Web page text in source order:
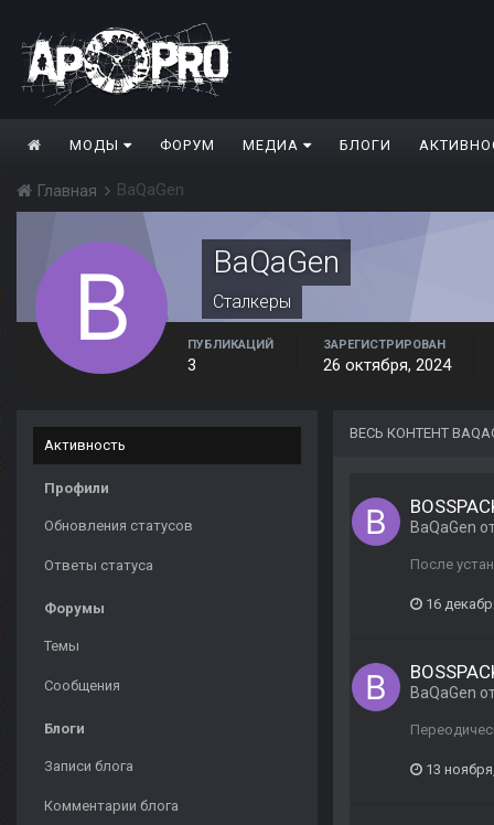
МОДЫ ФОРУМ МЕДИА БЛОГИ
Главная BaQaGen
BaQaGen
Сталкеры
ПУБЛИКАЦИЙ
3
ЗАРЕГИСТРИРОВАН
26 октября, 2024
Активность
Профили
Обновления статусов
Ответы статуса
Форумы
Темы
Сообщения
Блоги
Записи блога
Комментарии блога
ВЕСЬ КОНТЕНТ
BaQaGen
После
16
BaQaGen
13